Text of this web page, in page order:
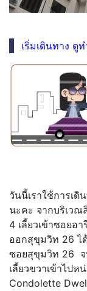
เริ่มเดินทาง ดูท
วันนี้เราใช้การเ
นะคะ จากบริเวณ
4 เลี้ยวเข้าซอยอ
ออกสุขุมวิท 26 ไ
ซอยสุขุมวิท 26 จ
เลี้ยวขวาเข้าไปห
Condolette